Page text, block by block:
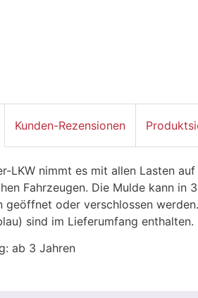
Kunden-Rezensionen
LKW nimmt es mit allen Lasten
Fahrzeugen. Die Mulde kann in
geöffnet oder verschlossen
sind im Lieferumfang enthalten.
ab 3 Jahren